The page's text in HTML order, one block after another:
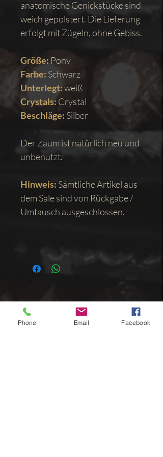
anatomische Genickstücke sind
weich gepolstert. Die Lieferung
erfolgt mit Zügeln, ohne Gebiss.
Größe: Pony
Farbe: Schwarz
Unterlegt:weiß
Crystals: Crystal
Beschläge: Silber
Der Zaum ist natürlich neu und
unbenutzt.
Hinweis: Sämtliche Artikel aus
dem Sale sind von Rückgabe /
Umtausch ausgeschlossen.
Impressum
Phone Email Facebook